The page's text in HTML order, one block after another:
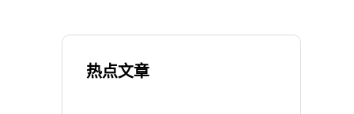
热点文章